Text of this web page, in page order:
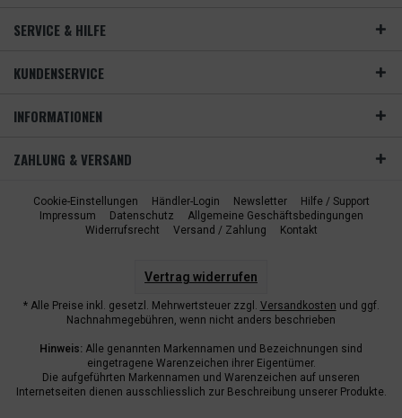
SERVICE & HILFE
KUNDENSERVICE
INFORMATIONEN
ZAHLUNG & VERSAND
Cookie-Einstellungen Händler-Login Newsletter
Hilfe / Support
Impressum
Datenschutz
Allgemeine Geschäftsbedingungen
Widerrufsrecht
Versand / Zahlung Kontakt
Vertrag widerrufen
* Alle Preise inkl. gesetzl. Mehrwertsteuer zzgl. Versandkosten und ggf.
Nachnahmegebühren, wenn nicht anders beschrieben
Hinweis: Alle genannten Markennamen und Bezeichnungen sind
eingetragene Warenzeichen ihrer Eigentümer.
Die aufgeführten Markennamen und Warenzeichen auf unseren
Internetseiten dienen ausschliesslich zur Beschreibung unserer Produkte.